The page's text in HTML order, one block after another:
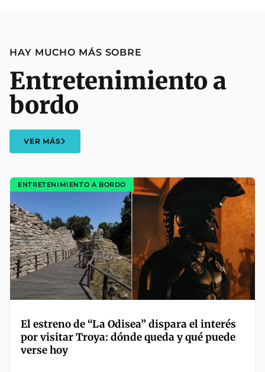
HAY MUCHO MÁS SOBRE
Entretenimiento a
bordo
VER MÁS
ENTRETENIMIENTO A BORDO
El estreno de “La Odisea” dispara el interés
por visitar Troya: dónde queda y qué puede
verse hoy